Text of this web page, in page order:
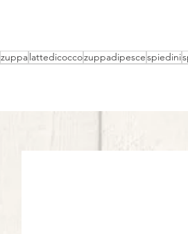
zuppa lattedicoccozuppadipescespiedini